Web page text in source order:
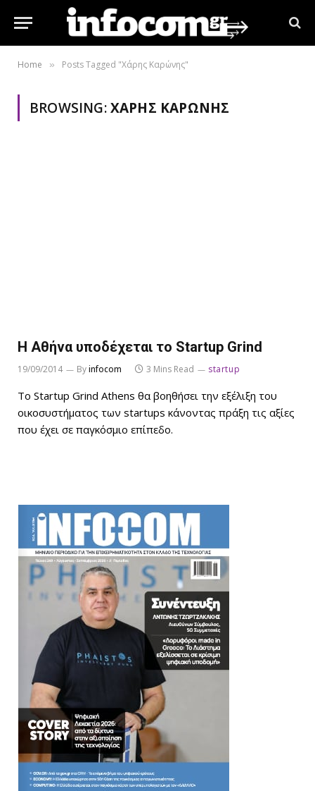
Home » Posts Tagged "Χάρης Καρώνης"
BROWSING:ΧΆΡΗΣ ΚΑΡΏΝΗΣ
Η Αθήνα υποδέχεται το Startup Grind
19/09/2014 Byinfocom 3 Mins Read startup
Το Startup Grind Athens θα βοηθήσει την εξέλιξη του
οικοσυστήματος των startups κάνοντας πράξη τις αξίες
που έχει σε παγκόσμιο επίπεδο.